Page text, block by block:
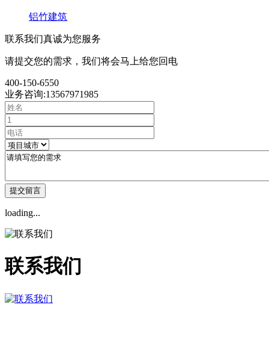
铝竹建筑
联系我们真诚为您服务
请提交您的需求，我们将会马上给您回电
400-150-6550
业务咨询:13567971985
loading...
联系我们